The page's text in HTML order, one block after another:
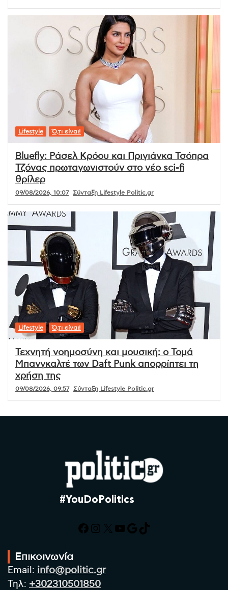
Lifestyle Ό,τι είναι!
Bluefly: Ράσελ Κρόου και Πριγιάνκα Τσόπρα
Τζόνας πρωταγωνιστούν στο νέο sci-fi
θρίλερ
09/08/2026, 10:07 Σύνταξη Lifestyle Politic.gr
Lifestyle Ό,τι είναι!
Τεχνητή νοημοσύνη και μουσική: ο Τομά
Μπανγκαλτέ των Daft Punk απορρίπτει τη
χρήση της
09/08/2026, 09:57 Σύνταξη Lifestyle Politic.gr
#YouDoPolitics
Facebook
Instagram
X YouTube
Google
TikTok
Επικοινωνία
Email: info@politic.gr
Τηλ: +302310501850